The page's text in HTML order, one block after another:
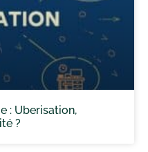
: Uberisation,
?